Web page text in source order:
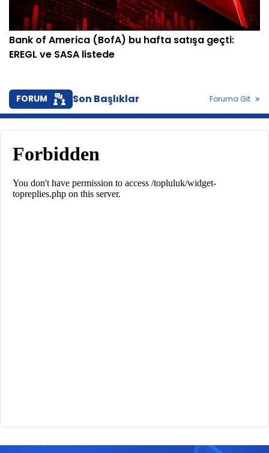
Bank of America (BofA) bu hafta satışa geçti:
EREGL ve SASA listede
FORUM Son Başlıklar Foruma Git